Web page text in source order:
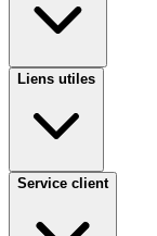
Liens utiles
Service client